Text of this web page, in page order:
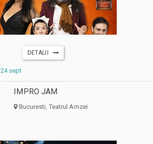
DETALII
24 sept
IMPRO JAM
Bucuresti, Teatrul Amzei